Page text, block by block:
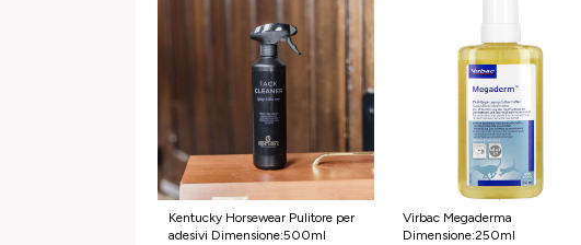
Kentucky Horsewear Pulitore per
adesivi Dimensione:500ml
Virbac Megaderma
Dimensione:250ml